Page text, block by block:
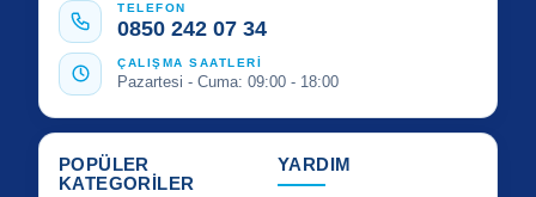
TELEFON
0850 242 07 34
ÇALIŞMA SAATLERİ
Pazartesi - Cuma: 09:00 - 18:00
POPÜLER
KATEGORİLER
YARDIM